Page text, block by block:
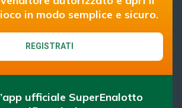
in modo semplice e sicuro.
REGISTRATI
ufficiale SuperEnalotto